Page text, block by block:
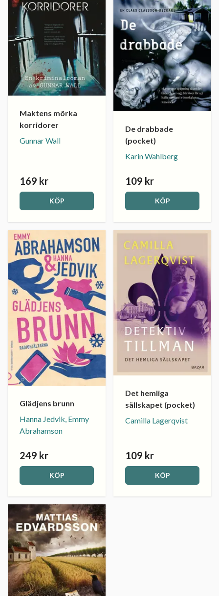
Maktens mörka
korridorer
Gunnar Wall
169 kr
KÖP
De drabbade
(pocket)
Karin Wahlberg
109 kr
KÖP
Glädjens brunn
Hanna Jedvik, Emmy
Abrahamson
249 kr
KÖP
Det hemliga
sällskapet (pocket)
Camilla Lagerqvist
109 kr
KÖP